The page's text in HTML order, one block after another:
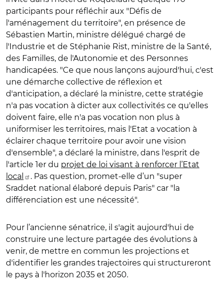
participants pour réfléchir aux "Défis de
l'aménagement du territoire", en présence de
Sébastien Martin, ministre délégué chargé de
l'Industrie et de Stéphanie Rist, ministre de la Santé,
des Familles, de l'Autonomie et des Personnes
handicapées. "Ce que nous lançons aujourd'hui, c'est
une démarche collective de réflexion et
d'anticipation, a déclaré la ministre, cette stratégie
n'a pas vocation à dicter aux collectivités ce qu'elles
doivent faire, elle n'a pas vocation non plus à
uniformiser les territoires, mais l'Etat a vocation à
éclairer chaque territoire pour avoir une vision
d'ensemble", a déclaré la ministre, dans l'esprit de
l'article 1er du projet de loi visant à renforcer l’Etat
local
. Pas question, promet-elle d’un "super
Sraddet national élaboré depuis Paris" car "la
différenciation est une nécessité".
Pour l’ancienne sénatrice, il s'agit aujourd'hui de
construire une lecture partagée des évolutions à
venir, de mettre en commun les projections et
d'identifier les grandes trajectoires qui structureront
le pays à l'horizon 2035 et 2050.